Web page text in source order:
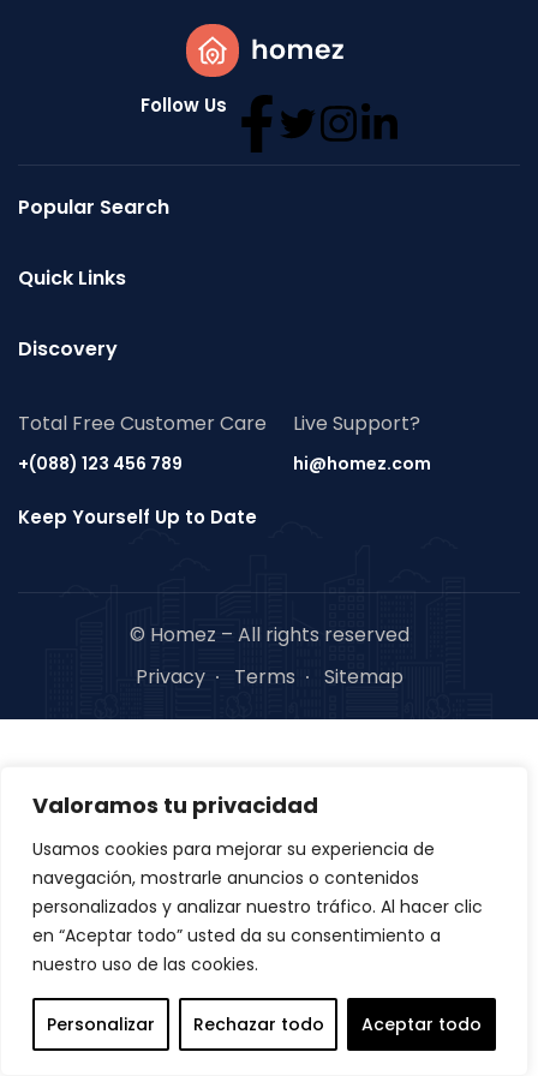
Valoramos tu privacidad
Usamos cookies para mejorar su experiencia de
navegación, mostrarle anuncios o contenidos
personalizados y analizar nuestro tráfico. Al hacer clic
en “Aceptar todo” usted da su consentimiento a
nuestro uso de las cookies.
Personalizar Rechazar todo Aceptar todo
Follow Us
Popular Search
Quick Links
Discovery
Total Free Customer Care
+(088) 123 456 789
Live Support?
hi@homez.com
Keep Yourself Up to Date
© Homez – All rights reserved
Privacy
Terms Sitemap